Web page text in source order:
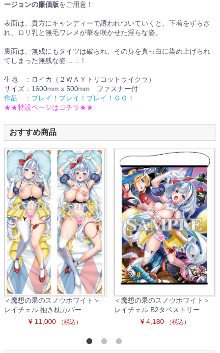
ージョンの廉価版をご用意！
表面は、貴方にキャンディーで誘われついていくと、下着をずらさ
れ、ロリ乳と無毛ワレメが華を咲かせた淫らな姿。
裏面は、無残にもタイツは破られ、その身を真っ白に染め上げられ
てしまった無残な姿……！
生地 ：ロイカ（２ＷＡＹトリコットライクラ）
サイズ：1600mm x 500mm ファスナー付
作品 ：プレイ！プレイ！プレイ！ＧＯ！
★★特設ページはコチラ★★
おすすめ商品
＜魔想の果のスノウホワイト＞
レイチェル 抱き枕カバー
¥ 11,000
（税込）
＜魔想の果のスノウホワイト＞
レイチェル B2タペストリー
¥ 4,180
（税込）